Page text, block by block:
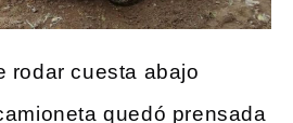
rodar cuesta abajo
quedó prensada